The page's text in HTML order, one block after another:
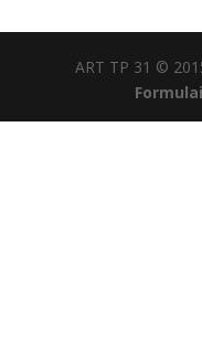
ART TP 31 ©